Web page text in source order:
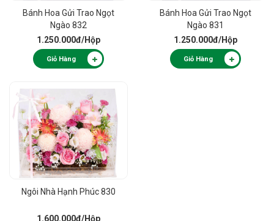
Bánh Hoa Gửi Trao Ngọt
Ngào 832
1.250.000đ/Hộp
Giỏ Hàng
Bánh Hoa Gửi Trao Ngọt
Ngào 831
1.250.000đ/Hộp
Giỏ Hàng
Ngôi Nhà Hạnh Phúc 830
1.600.000đ/Hộp